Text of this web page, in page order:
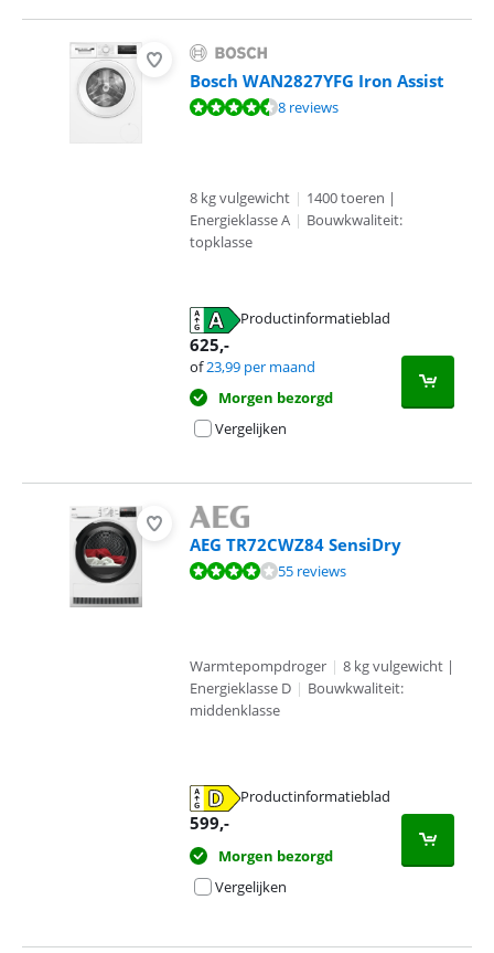
Bosch WAN2827YFG Iron Assist
Beoordeling is 9,3 van de 10, gebaseerd op 8 reviews.
8 reviews
8 kg vulgewicht | 1400 toeren |
Energieklasse A | Bouwkwaliteit:
topklasse
Productinformatieblad
625,-
of23,99 per maand
Morgen bezorgd
Vergelijken
AEG TR72CWZ84 SensiDry
Beoordeling is 8,4 van de 10, gebaseerd op 55 reviews.
55 reviews
Warmtepompdroger | 8 kg vulgewicht |
Energieklasse D | Bouwkwaliteit:
middenklasse
Productinformatieblad
599,-
Morgen bezorgd
Vergelijken